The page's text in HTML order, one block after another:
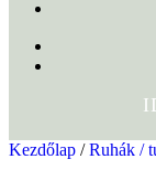
Kezdőlap /Ruhák /